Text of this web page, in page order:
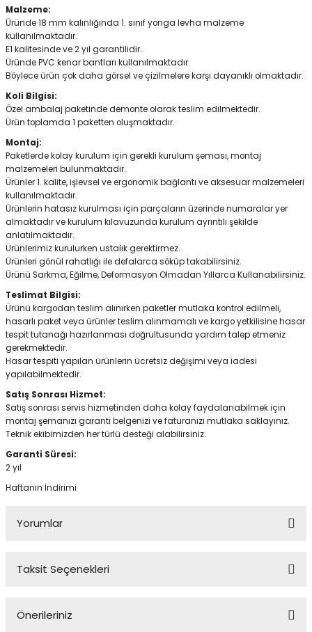
Malzeme:
Üründe 18 mm kalınlığında 1. sınıf yonga levha malzeme
kullanılmaktadır.
E1 kalitesinde ve 2 yıl garantilidir.
Üründe PVC kenar bantları kullanılmaktadır.
Böylece ürün çok daha görsel ve çizilmelere karşı dayanıklı olmaktadır.
Koli Bilgisi:
Özel ambalaj paketinde demonte olarak teslim edilmektedir.
Ürün toplamda 1 paketten oluşmaktadır.
Montaj:
Paketlerde kolay kurulum için gerekli kurulum şeması, montaj
malzemeleri bulunmaktadır.
Ürünler 1. kalite, işlevsel ve ergonomik bağlantı ve aksesuar malzemeleri
kullanılmaktadır.
Ürünlerin hatasız kurulması için parçaların üzerinde numaralar yer
almaktadır ve kurulum kılavuzunda kurulum ayrıntılı şekilde
anlatılmaktadır.
Ürünlerimiz kurulurken ustalık gerektirmez.
Ürünleri gönül rahatlığı ile defalarca söküp takabilirsiniz.
Ürünü Sarkma, Eğilme, Deformasyon Olmadan Yıllarca Kullanabilirsiniz.
Teslimat Bilgisi:
Ürünü kargodan teslim alınırken paketler mutlaka kontrol edilmeli,
hasarlı paket veya ürünler teslim alınmamalı ve kargo yetkilisine hasar
tespit tutanağı hazırlanması doğrultusunda yardım talep etmeniz
gerekmektedir.
Hasar tespiti yapılan ürünlerin ücretsiz değişimi veya iadesi
yapılabilmektedir.
Satış Sonrası Hizmet:
Satış sonrası servis hizmetinden daha kolay faydalanabilmek için
montaj şemanızı garanti belgenizi ve faturanızı mutlaka saklayınız.
Teknik ekibimizden her türlü desteği alabilirsiniz.
Garanti Süresi:
2 yıl
Haftanın İndirimi
Yorumlar
Taksit Seçenekleri
Önerileriniz